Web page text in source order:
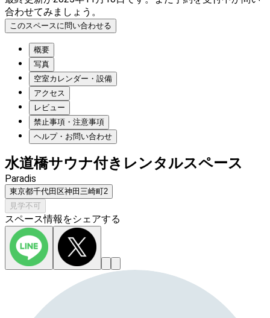
合わせてみましょう。
このスペースに問い合わせる
概要
写真
空室カレンダー・設備
アクセス
レビュー
禁止事項・注意事項
ヘルプ・お問い合わせ
水道橋サウナ付きレンタルスペース
Paradis
東京都千代田区神田三崎町2
見学不可
スペース情報をシェアする